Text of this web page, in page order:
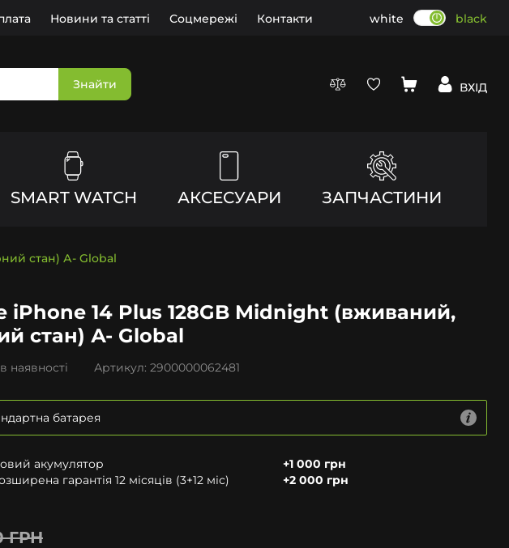
Новини та статті Соцмережі Контакти white black
Знайти ВХІД
SMART WATCH АКСЕСУАРИ ЗАПЧАСТИНИ
стан) А- Global
iPhone 14 Plus 128GB Midnight (вживаний,
стан) А- Global
наявності Артикул: 2900000062481
батарея
акумулятор
+1 000 грн
гарантія 12 місяців (3+12 міс)
+2 000 грн
ГРН